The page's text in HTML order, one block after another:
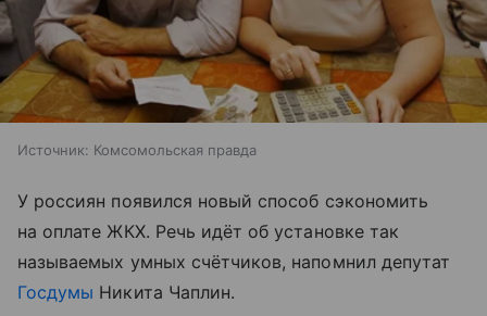
Источник: Комсомольская правда
У россиян появился новый способ сэкономить
на оплате ЖКХ. Речь идёт об установке так
называемых умных счётчиков, напомнил депутат
Госдумы Никита Чаплин.